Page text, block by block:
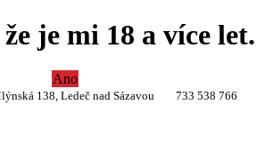
je mi 18 a více let.
Ano
138, Ledeč nad Sázavou
733 538 766